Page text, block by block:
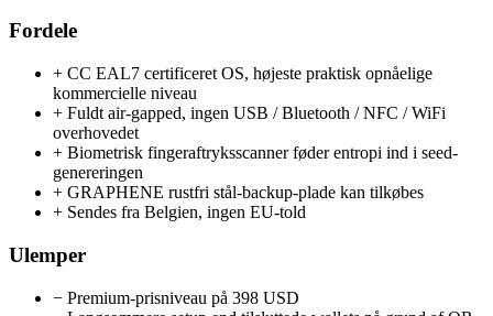
Fordele
+ CC EAL7 certificeret OS, højeste praktisk opnåelige
kommercielle niveau
+ Fuldt air-gapped, ingen USB / Bluetooth / NFC / WiFi
overhovedet
+ Biometrisk fingeraftryksscanner føder entropi ind i seed-
genereringen
+ GRAPHENE rustfri stål-backup-plade kan tilkøbes
+ Sendes fra Belgien, ingen EU-told
Ulemper
− Premium-prisniveau på 398 USD